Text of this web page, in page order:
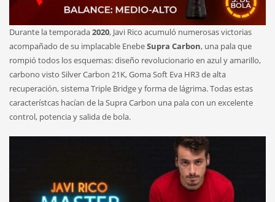
Durante la temporada2020, Javi Rico acumuló numerosas victorias
acompañado de su implacable EnebeSupra Carbon, una pala que
rompió todos los esquemas: diseño revolucionario en azul y amarillo,
carbono visto Silver Carbon 21K, Goma Soft Eva HR3 de alta
recuperación, sistema Triple Bridge y forma de lágrima. Todas estas
característcas hacían de la Supra Carbon una pala con un excelente
control, potencia y salida de bola.